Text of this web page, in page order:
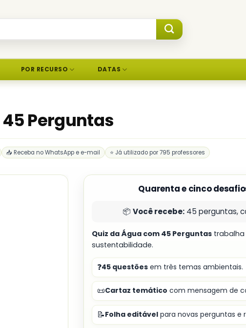
POR RECURSO DATAS
Perguntas
📥 Receba no WhatsApp e e-mail ⭐ Já utilizado por 795 professores
Quarenta e cinco
📦 Você recebe:45 perguntas,
Quiz da Água com 45 Perguntas trabalha
sustentabilidade.
❓45 questões em três temas ambientais.
📜Cartaz temático com mensagem de
📝Folha editável para novas perguntas e